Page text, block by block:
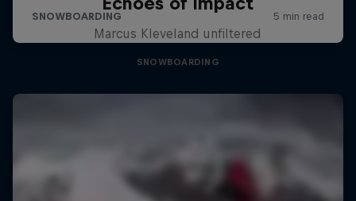
Marcus Kleveland unfiltered
SNOWBOARDING